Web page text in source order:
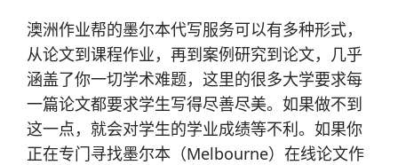
澳洲作业帮的墨尔本代写服务可以有多种形式，
从论文到课程作业，再到案例研究到论文，几乎
涵盖了你一切学术难题，这里的很多大学要求每
一篇论文都要求学生写得尽善尽美。如果做不到
这一点，就会对学生的学业成绩等不利。如果你
正在专门寻找墨尔本（Melbourne）在线论文作